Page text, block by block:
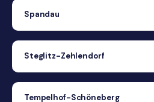
Spandau
Steglitz-Zehlendorf
Tempelhof-Schöneberg